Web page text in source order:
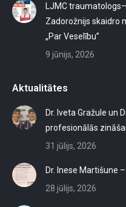
LJMC
Zadorožnijs skaidro
„Par Veselību”
9 jūnijs, 2026
Aktualitātes
Dr. Iveta Gražule un
profesionālās
31 jūlijs, 2026
Dr. Inese Martišune
28 jūlijs, 2026